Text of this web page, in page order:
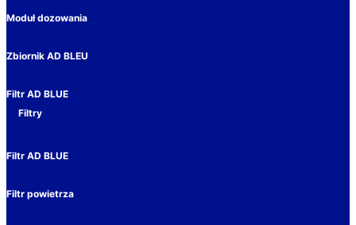
Moduł dozowania
Zbiornik AD BLEU
Filtr AD BLUE
Filtry
Filtr AD BLUE
Filtr powietrza